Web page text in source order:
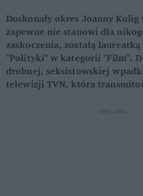
Doskonały okres Joanny
zapewne nie stanowi dla
zaskoczenia, zostałą
"Polityki" w kategorii "Film".
drobnej, seksistowskiej
telewizji TVN, która
REKLAMA